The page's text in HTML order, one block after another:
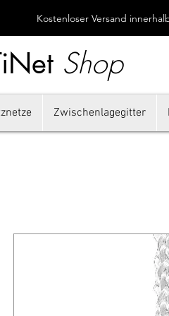
Kostenloser Versand
Shop
Zwischenlagegitter